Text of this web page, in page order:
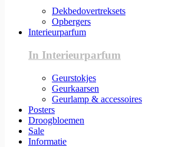
Dekbedovertreksets
Opbergers
Interieurparfum
In Interieurparfum
Geurstokjes
Geurkaarsen
Geurlamp & accessoires
Posters
Droogbloemen
Sale
Informatie